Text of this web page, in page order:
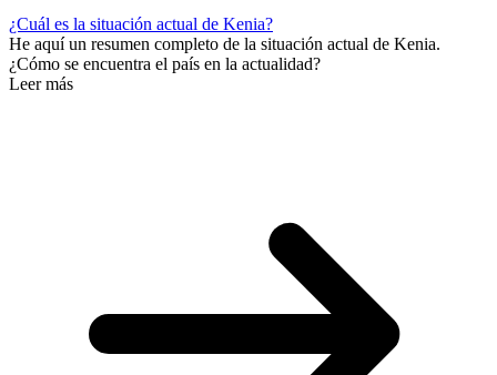
¿Cuál es la situación actual de Kenia?
He aquí un resumen completo de la situación actual de Kenia.
¿Cómo se encuentra el país en la actualidad?
Leer más